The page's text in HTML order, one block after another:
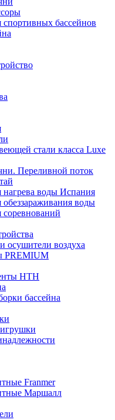
бассейнов
стали класса Luxe
Переливной поток
нагрева воды Испания
воды
соревнований
осушители воздуха
PREMIUM
HTH
бассейна
Franmer
Маршалл